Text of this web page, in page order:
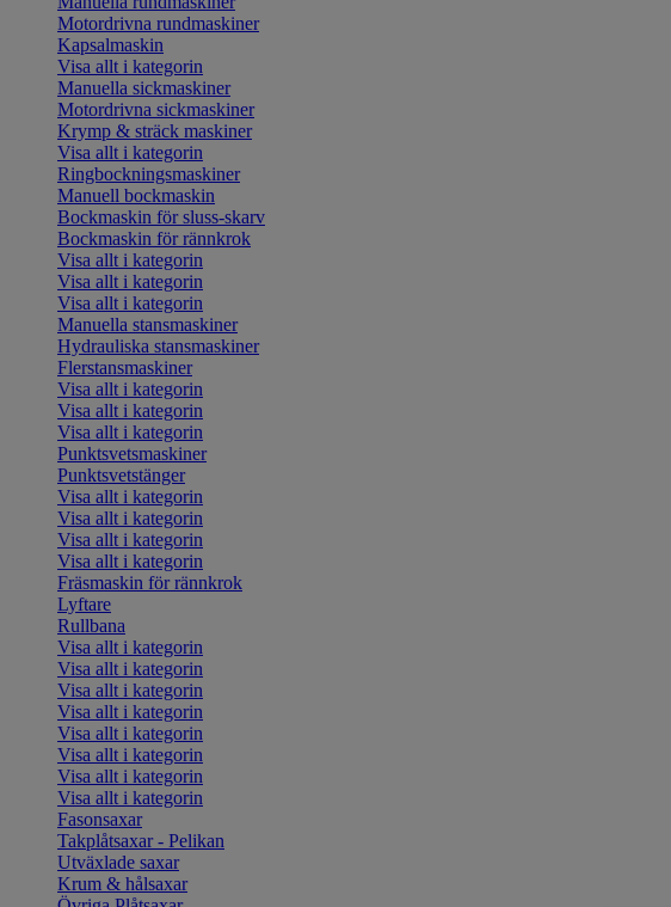
Motordrivna rundmaskiner
Kapsalmaskin
Visa allt i kategorin
Manuella sickmaskiner
Motordrivna sickmaskiner
Krymp & sträck maskiner
Visa allt i kategorin
Ringbockningsmaskiner
Manuell bockmaskin
Bockmaskin för sluss-skarv
Bockmaskin för rännkrok
Visa allt i kategorin
Visa allt i kategorin
Visa allt i kategorin
Manuella stansmaskiner
Hydrauliska stansmaskiner
Flerstansmaskiner
Visa allt i kategorin
Visa allt i kategorin
Visa allt i kategorin
Punktsvetsmaskiner
Punktsvetstänger
Visa allt i kategorin
Visa allt i kategorin
Visa allt i kategorin
Visa allt i kategorin
Fräsmaskin för rännkrok
Lyftare
Rullbana
Visa allt i kategorin
Visa allt i kategorin
Visa allt i kategorin
Visa allt i kategorin
Visa allt i kategorin
Visa allt i kategorin
Visa allt i kategorin
Visa allt i kategorin
Fasonsaxar
Takplåtsaxar - Pelikan
Utväxlade saxar
Krum & hålsaxar